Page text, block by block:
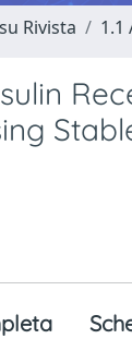
Rivista 1.1